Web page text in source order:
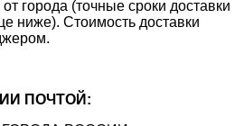
города (точные сроки доставки
ниже). Стоимость доставки
ПОЧТОЙ: